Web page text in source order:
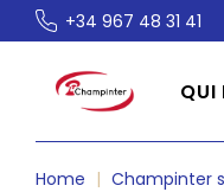
Skip
the
+34 967 48 31 41
QUI
Home Champinter